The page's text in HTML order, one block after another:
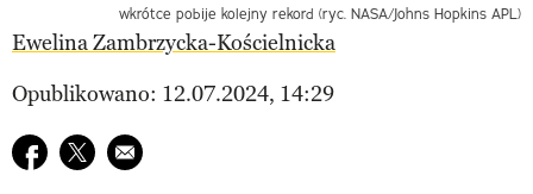
wkrótce pobije kolejny rekord (ryc. NASA/Johns Hopkins APL)
Ewelina Zambrzycka-Kościelnicka
Opublikowano: 12.07.2024, 14:29
Udostępnij na facebook
Udostępnij na twitter
E-mail do przyjaciela